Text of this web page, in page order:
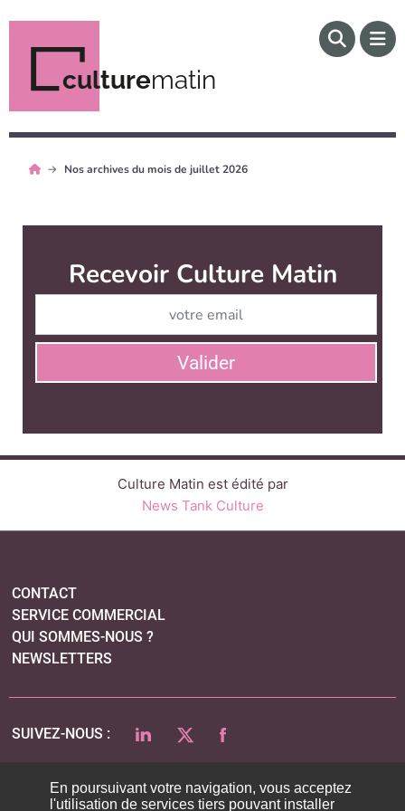
culturematin
Nos archives du mois de juillet 2026
Recevoir Culture Matin
Valider
Culture Matin est édité par
News Tank Culture
CONTACT
SERVICE COMMERCIAL
QUI SOMMES-NOUS ?
NEWSLETTERS
SUIVEZ-NOUS : LINKEDINTWITTERFACEBOOK
En poursuivant votre navigation, vous acceptez
l'utilisation de services tiers pouvant installer